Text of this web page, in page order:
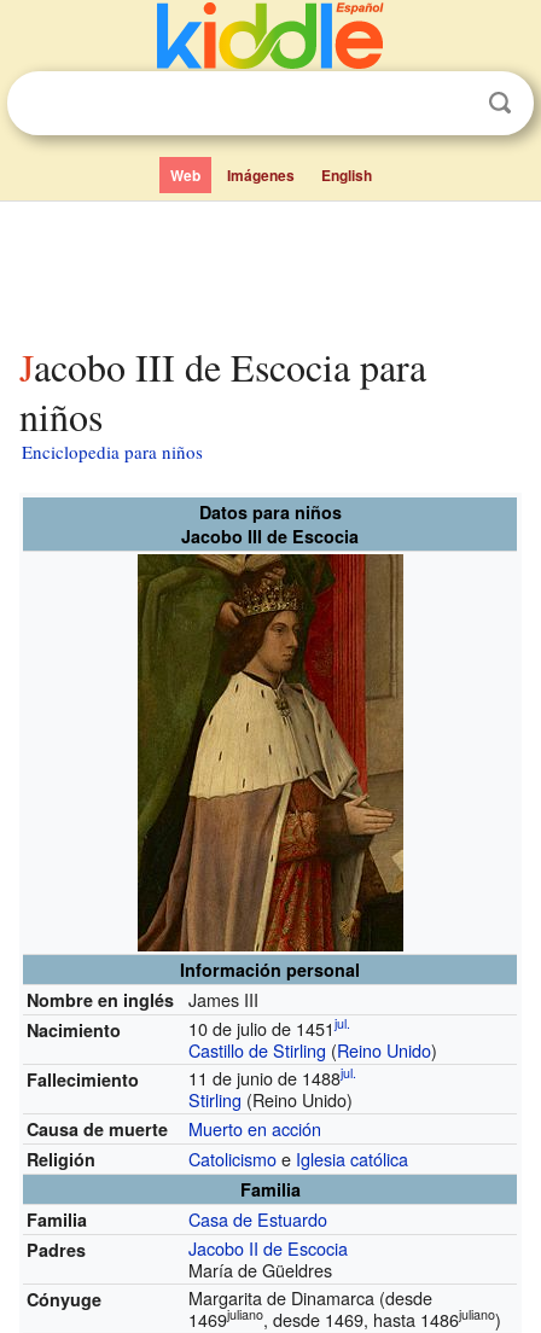
Web Imágenes English
Jacobo III de Escocia para
niños
Enciclopedia para niños
Datos para niños
Jacobo III de Escocia
Información personal
Nombre en inglés
James III
Nacimiento 10 de julio de 1451jul.
Castillo de Stirling (Reino Unido)
Fallecimiento 11 de junio de 1488jul.
Stirling (Reino Unido)
Causa de muerte Muerto en acción
Religión Catolicismoe Iglesia católica
Familia
Familia
Casa de Estuardo
Padres
Jacobo II de Escocia
María de Güeldres
Cónyuge Margarita de Dinamarca (desde
1469juliano, desde 1469, hasta 1486juliano)